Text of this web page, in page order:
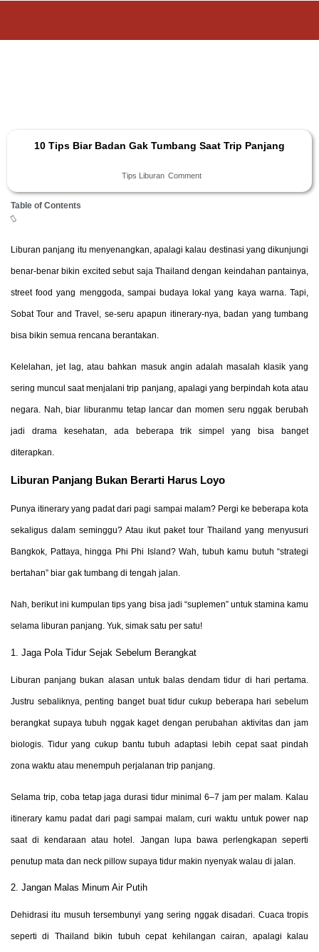
10 Tips Biar Badan Gak Tumbang Saat Trip Panjang
Tips Liburan Comment
Table of Contents
Liburan panjang itu menyenangkan, apalagi kalau destinasi yang dikunjungi
benar-benar bikin excited sebut saja Thailand dengan keindahan pantainya,
street food yang menggoda, sampai budaya lokal yang kaya warna. Tapi,
Sobat Tour and Travel, se-seru apapun itinerary-nya, badan yang tumbang
bisa bikin semua rencana berantakan.
Kelelahan, jet lag, atau bahkan masuk angin adalah masalah klasik yang
sering muncul saat menjalani trip panjang, apalagi yang berpindah kota atau
negara. Nah, biar liburanmu tetap lancar dan momen seru nggak berubah
jadi drama kesehatan, ada beberapa trik simpel yang bisa banget
diterapkan.
Liburan Panjang Bukan Berarti Harus Loyo
Punya itinerary yang padat dari pagi sampai malam? Pergi ke beberapa kota
sekaligus dalam seminggu? Atau ikut paket tour Thailand yang menyusuri
Bangkok, Pattaya, hingga Phi Phi Island? Wah, tubuh kamu butuh “strategi
bertahan” biar gak tumbang di tengah jalan.
Nah, berikut ini kumpulan tips yang bisa jadi “suplemen” untuk stamina kamu
selama liburan panjang. Yuk, simak satu per satu!
1. Jaga Pola Tidur Sejak Sebelum Berangkat
Liburan panjang bukan alasan untuk balas dendam tidur di hari pertama.
Justru sebaliknya, penting banget buat tidur cukup beberapa hari sebelum
berangkat supaya tubuh nggak kaget dengan perubahan aktivitas dan jam
biologis. Tidur yang cukup bantu tubuh adaptasi lebih cepat saat pindah
zona waktu atau menempuh perjalanan trip panjang.
Selama trip, coba tetap jaga durasi tidur minimal 6–7 jam per malam. Kalau
itinerary kamu padat dari pagi sampai malam, curi waktu untuk power nap
saat di kendaraan atau hotel. Jangan lupa bawa perlengkapan seperti
penutup mata dan neck pillow supaya tidur makin nyenyak walau di jalan.
2. Jangan Malas Minum Air Putih
Dehidrasi itu musuh tersembunyi yang sering nggak disadari. Cuaca tropis
seperti di Thailand bikin tubuh cepat kehilangan cairan, apalagi kalau